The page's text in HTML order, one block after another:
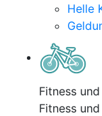
Helle
Fitness
Fitness